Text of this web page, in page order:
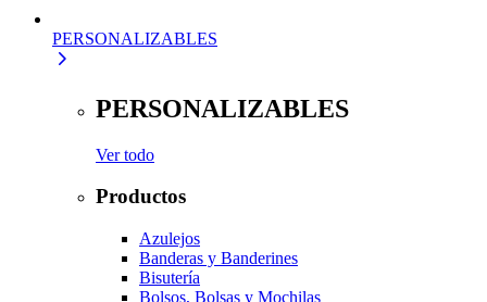
PERSONALIZABLES
PERSONALIZABLES
Ver todo
Productos
Azulejos
Banderas y Banderines
Bisutería
Bolsos, Bolsas y Mochilas